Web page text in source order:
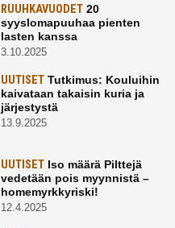
RUUHKAVUODET20
syyslomapuuhaa pienten
lasten kanssa
3.10.2025
UUTISETTutkimus: Kouluihin
kaivataan takaisin kuria ja
järjestystä
13.9.2025
UUTISETIso määrä Pilttejä
vedetään pois myynnistä –
homemyrkkyriski!
12.4.2025